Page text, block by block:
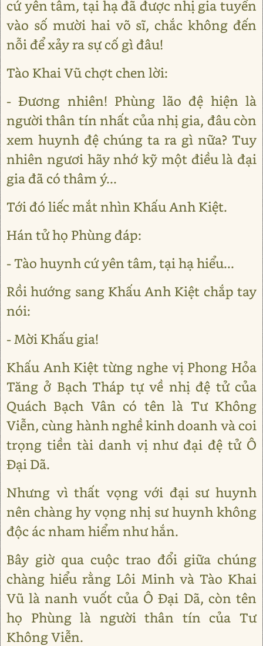
cứ yên tâm, tại hạ đã được nhị gia tuyển
vào số mười hai võ sĩ, chắc không đến
nỗi để xảy ra sự cố gì đâu!
Tào Khai Vũ chợt chen lời:
- Đương nhiên! Phùng lão đệ hiện là
người thân tín nhất của nhị gia, đâu còn
xem huynh đệ chúng ta ra gì nữa? Tuy
nhiên ngươi hãy nhớ kỹ một điều là đại
gia đã có thâm ý...
Tới đó liếc mắt nhìn Khấu Anh Kiệt.
Hán tử họ Phùng đáp:
- Tào huynh cứ yên tâm, tại hạ hiểu...
Rồi hướng sang Khấu Anh Kiệt chắp tay
nói:
- Mời Khấu gia!
Khấu Anh Kiệt từng nghe vị Phong Hỏa
Tăng ở Bạch Tháp tự về nhị đệ tử của
Quách Bạch Vân có tên là Tư Không
Viễn, cùng hành nghề kinh doanh và coi
trọng tiền tài danh vị như đại đệ tử Ô
Đại Dã.
Nhưng vì thất vọng với đại sư huynh
nên chàng hy vọng nhị sư huynh không
độc ác nham hiểm như hắn.
Bây giờ qua cuộc trao đổi giữa chúng
chàng hiểu rằng Lôi Minh và Tào Khai
Vũ là nanh vuốt của Ô Đại Dã, còn tên
họ Phùng là người thân tín của Tư
Không Viễn.